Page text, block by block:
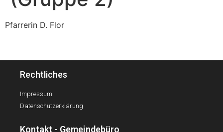
Pfarrerin D. Flor
Kontakt - Gemeindebüro
Rechtliches
Impressum
Datenschutzerklärung